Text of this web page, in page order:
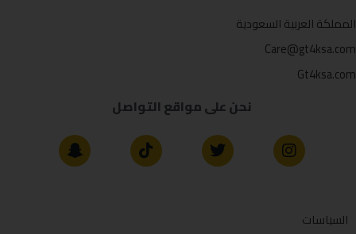
المملكة العربية السعودية
Care@gt4ksa.com
Gt4ksa.com
نحن على مواقع التواصل
السياسات